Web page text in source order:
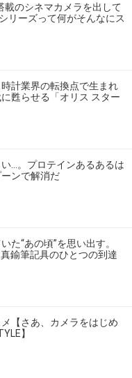
載のシネマカメラを出して
リーズって何がそんなにス
計業界の転換点で生まれ
甦らせる「オリス スター
…。プロテインあるあるは
ンで解消だ
た“あの頃”を思い出す。
鍮筆記具のひとつの到達
【さあ、カメラをはじめ
】